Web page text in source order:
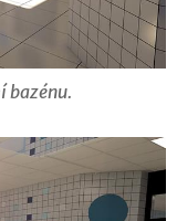
bazénu.